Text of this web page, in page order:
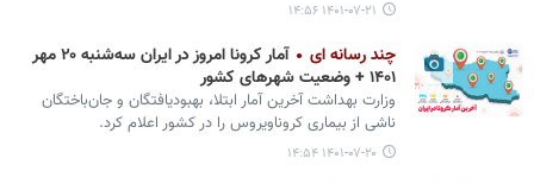
۱۴۰۱-۰۷-۲۱ ۱۴:۵۶
چند رسانه ای
آمار کرونا امروز در ایران سه‌شنبه ۲۰ مهر
۱۴۰۱ + وضعیت شهرهای کشور
وزارت بهداشت آخرین آمار ابتلا، بهبودیافتگان و جان‌باختگان
ناشی از بیماری کروناویروس را در کشور اعلام کرد.
۱۴۰۱-۰۷-۲۰ ۱۴:۵۴